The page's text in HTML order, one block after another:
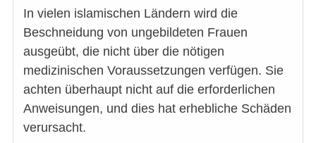
In vielen islamischen Ländern wird die
Beschneidung von ungebildeten Frauen
ausgeübt, die nicht über die nötigen
medizinischen Voraussetzungen verfügen. Sie
achten überhaupt nicht auf die erforderlichen
Anweisungen, und dies hat erhebliche Schäden
verursacht.